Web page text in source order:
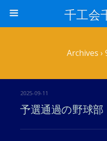
千工会
Archives ›
2025-09-11
予選通過の野球部